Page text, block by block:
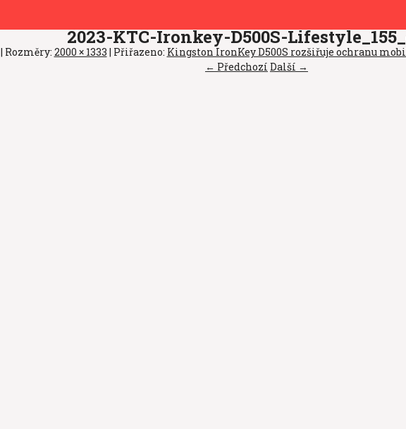
2023-KTC-Ironkey-D500S-
| Rozměry: 2000 × 1333 | Přiřazeno: Kingston IronKey D500S rozšiřuje ochranu
← Předchozí Další →